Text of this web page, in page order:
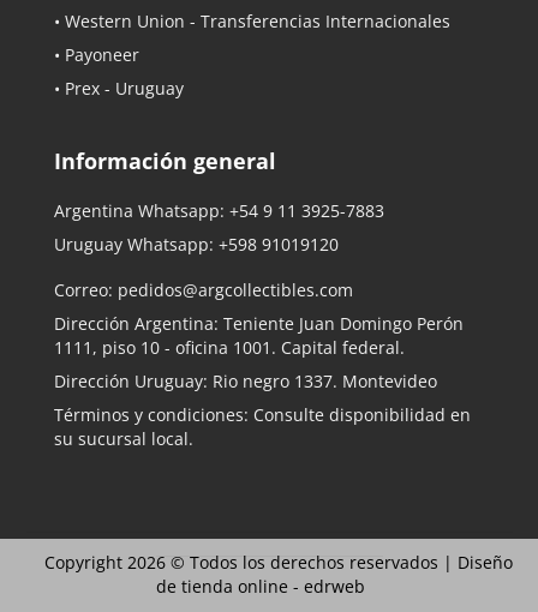
• Western Union - Transferencias Internacionales
• Payoneer
• Prex - Uruguay
Información general
Argentina Whatsapp: +54 9 11 3925-7883
Uruguay Whatsapp: +598 91019120
Correo: pedidos@argcollectibles.com
Dirección Argentina: Teniente Juan Domingo Perón
1111, piso 10 - oficina 1001. Capital federal.
Dirección Uruguay: Rio negro 1337. Montevideo
Términos y condiciones: Consulte disponibilidad en
su sucursal local.
Copyright 2026 © Todos los derechos reservados | Diseño
de tienda online - edrweb